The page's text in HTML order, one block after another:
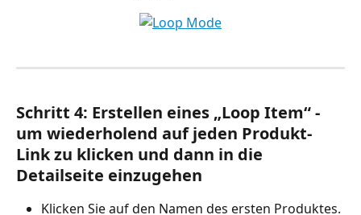
Schritt 4: Erstellen eines „Loop Item“ -
um wiederholend auf jeden Produkt-
Link zu klicken und dann in die
Detailseite einzugehen
Klicken Sie auf den Namen des ersten Produktes.